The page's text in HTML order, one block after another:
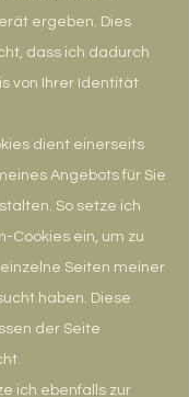
ergeben. Dies
dass ich dadurch
von Ihrer Identität
dient einerseits
Angebots für Sie
So setze ich
Cookies ein, um zu
Seiten meiner
haben. Diese
der Seite
ich ebenfalls zur